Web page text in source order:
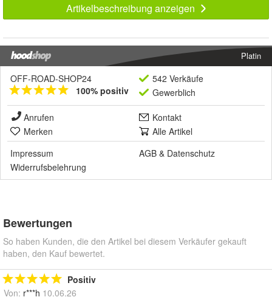
Artikelbeschreibung anzeigen
Platin
OFF-ROAD-SHOP24
100% positiv
542 Verkäufe
Gewerblich
Anrufen
Kontakt
Merken
Alle Artikel
Impressum
AGB & Datenschutz
Widerrufsbelehrung
Bewertungen
So haben Kunden, die den Artikel bei diesem Verkäufer gekauft
haben, den Kauf bewertet.
Positiv
Von: r***h 10.06.26